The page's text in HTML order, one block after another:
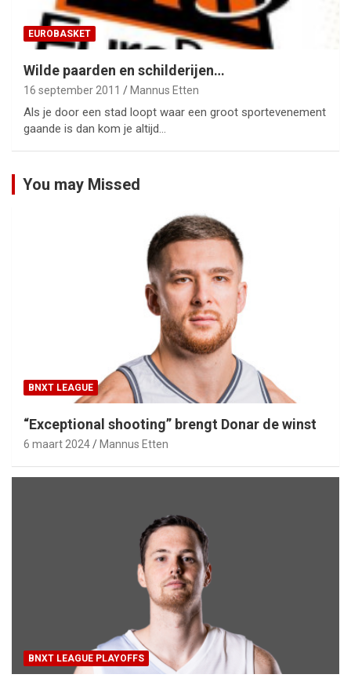
EUROBASKET
Wilde paarden en schilderijen…
16 september 2011 Mannus Etten
Als je door een stad loopt waar een groot sportevenement
gaande is dan kom je altijd…
You may Missed
BNXT LEAGUE
“Exceptional shooting” brengt Donar de winst
6 maart 2024 Mannus Etten
BNXT LEAGUE PLAYOFFS